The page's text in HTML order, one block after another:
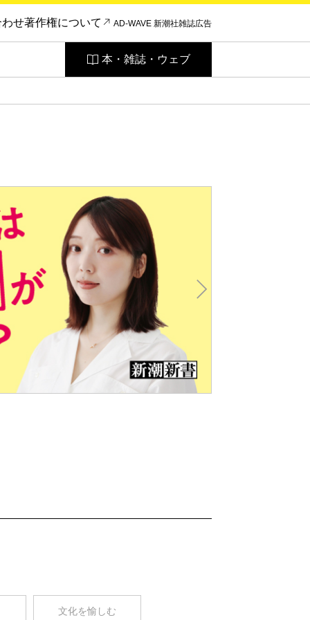
わせ著作権について AD-WAVE 新潮社雑誌広告
本・雑誌・ウェブ
文化を愉しむ